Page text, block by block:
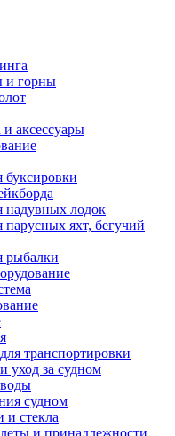
и горны
аксессуары
буксировки
надувных лодок
яхт, бегучий
рыбалки
транспортировки
уход за судном
судном
и стекла
и принадлежности